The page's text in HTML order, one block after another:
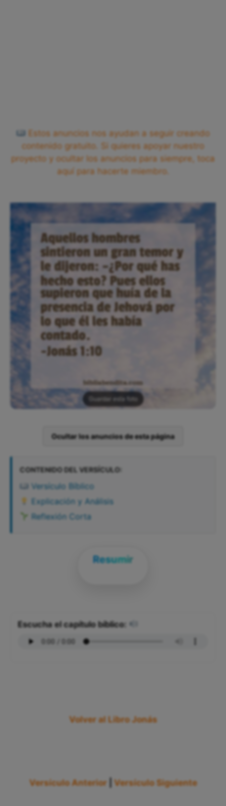
Estos anuncios nos ayudan a seguir creando
contenido gratuito. Si quieres apoyar nuestro
proyecto y ocultar los anuncios para siempre, toca
aquí para hacerte miembro.
Guardar esta foto
Ocultar los anuncios de esta página
CONTENIDO DEL VERSÍCULO:
Versículo Bíblico
Explicación y Análisis
Reflexión Corta
Resumir
Escucha el capítulo bíblico:
Volver al Libro Jonás
Versículo Anterior Versículo Siguiente